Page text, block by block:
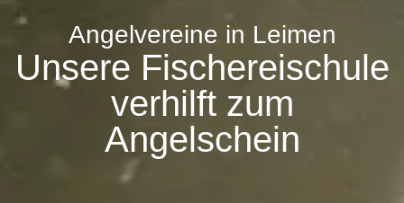
Angelvereine in Leimen
Unsere Fischereischule
verhilft zum
Angelschein